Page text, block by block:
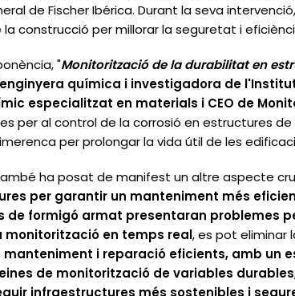
de Fischer Ibérica. Durant la seva
construcció per millorar la seguretat i
"Monitorització de la durabilitat en
enginyera química i investigadora de
especialitzat en materials i CEO de
per al control de la corrosió en estructures
per prolongar la vida útil de les
ha posat de manifest un altre aspecte
per garantir un manteniment més
de formigó armat presentaran problemes
monitorització en temps real, es pot eliminar
manteniment i reparació eficients, amb un
eines de monitorització de variables durables
infraestructures més sostenibles i